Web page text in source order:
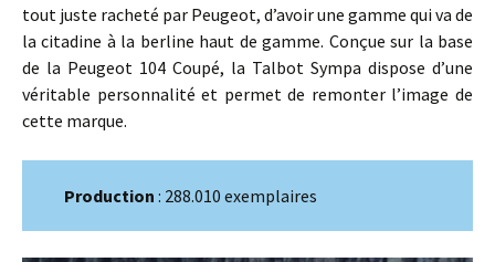
tout juste racheté par Peugeot, d’avoir une gamme qui va de
la citadine à la berline haut de gamme. Conçue sur la base
de la Peugeot 104 Coupé, la Talbot Sympa dispose d’une
véritable personnalité et permet de remonter l’image de
cette marque.
Production : 288.010 exemplaires